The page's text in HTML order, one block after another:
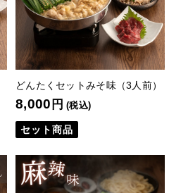
どんたくセットみそ味（3人前）
8,000 円 (税込)
セット商品